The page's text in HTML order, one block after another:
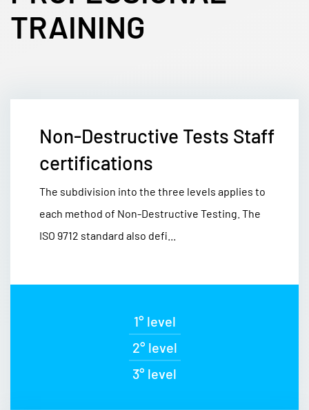
TRAINING
Non-Destructive Tests Staff
certifications
The subdivision into the three levels applies to
each method of Non-Destructive Testing. The
ISO 9712 standard also defi...
1° level
2° level
3° level